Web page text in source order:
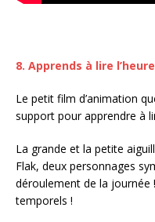
8. Apprends à lire
Le petit film d’animation
support pour apprendre à
La grande et la petite
Flak, deux personnages
déroulement de la journée
temporels !